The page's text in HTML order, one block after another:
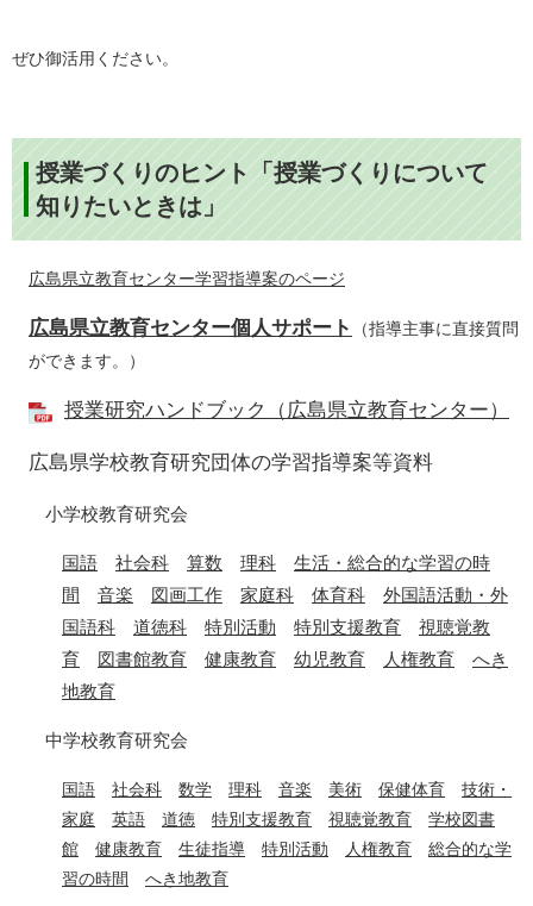
ぜひ御活用ください。
授業づくりのヒント
「授業づくりについて
知りたいときは」
広島県立教育センター学習指導案のページ
広島県立教育センター個人サポート
（指導主事に直接質問
ができます。）
授業研究ハンドブック（広島県立教育センター）
広島県学校教育研究団体の学習指導案等資料
小学校教育研究会
国語 社会科 算数 理科
生活・総合的な学習の時
間
音楽 図画工作 家庭科 体育科
外国語活動・外
国語科
道徳科 特別活動 特別支援教育
視聴覚教
育
図書館教育 健康教育 幼児教育 人権教育
へき
地教育
中学校教育研究会
国語 社会科 数学 理科 音楽 美術 保健体育
技術・
家庭
英語 道徳 特別支援教育 視聴覚教育
学校図書
館
健康教育 生徒指導 特別活動 人権教育
総合的な学
習の時間
へき地教育